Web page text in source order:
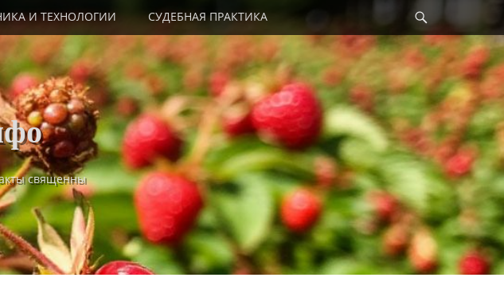
И ТЕХНОЛОГИИ СУДЕБНАЯ ПРАКТИКА
священны